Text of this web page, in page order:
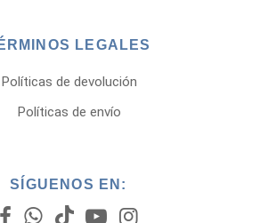
LEGALES
Políticas de devolución
Políticas de envío
SÍGUENOS EN: